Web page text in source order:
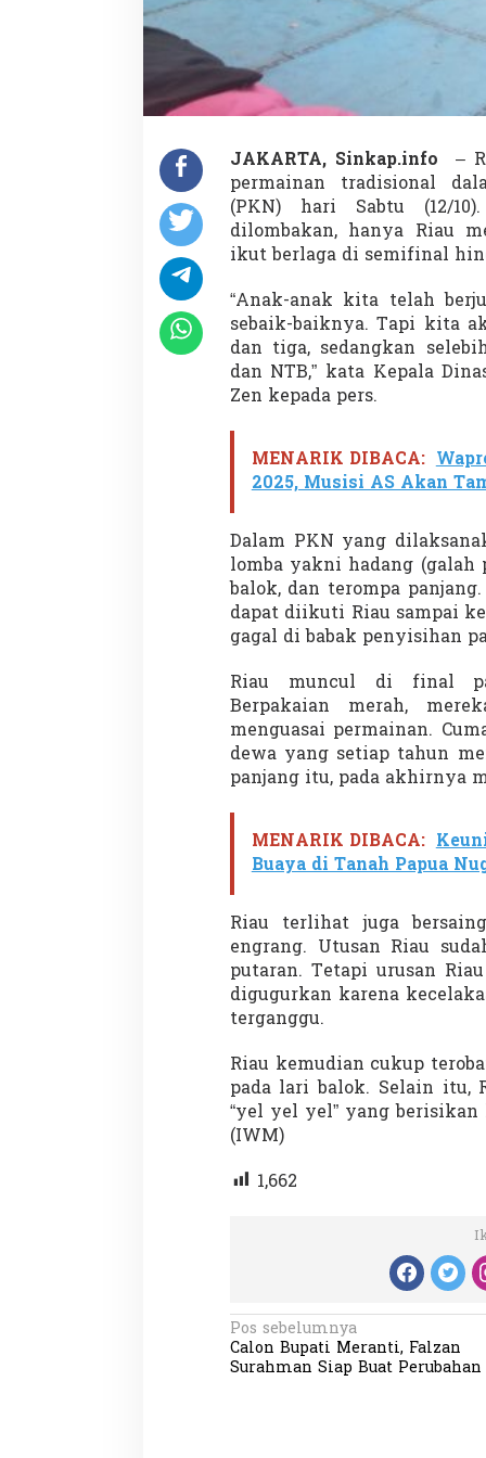
a
n
i
i
o
P
N
JAKARTA, Sinkap.info –
permainan tradisional
(PKN) hari Sabtu (12/
dilombakan, hanya Riau
ikut berlaga di semifinal
“Anak-anak kita telah
sebaik-baiknya. Tapi kita
dan tiga, sedangkan
dan NTB,” kata Kepala
Zen kepada pers.
MENARIK DIBACA:
2025, Musisi AS Akan
Dalam PKN yang
lomba yakni hadang (galah
balok, dan terompa
dapat diikuti Riau sampai
gagal di babak penyisihan
Riau muncul di final
Berpakaian merah,
menguasai permainan.
dewa yang setiap tahun
panjang itu, pada akhirnya
MENARIK DIBACA:
Buaya di Tanah Papua
Riau terlihat juga
engrang. Utusan Riau
putaran. Tetapi urusan
digugurkan karena
terganggu.
Riau kemudian cukup
pada lari balok. Selain itu,
“yel yel yel” yang berisikan
(IWM)
1,662
N
a
Pos sebelumnya
Calon Bupati Meranti, Falzan
Surahman Siap Buat Perubahan
Demonstrasi Gen-Z Guncang
Nepal, PM Mundur Mendadak
Setelah Gedung Parlemen Dibakar
12 September 2025
Menteri Nusron:
Cegah Konflik
Penataan Ruang
Di NASIONAL, SOROTAN